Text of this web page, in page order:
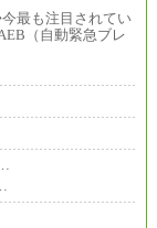
最も注目されてい
（自動緊急ブレ